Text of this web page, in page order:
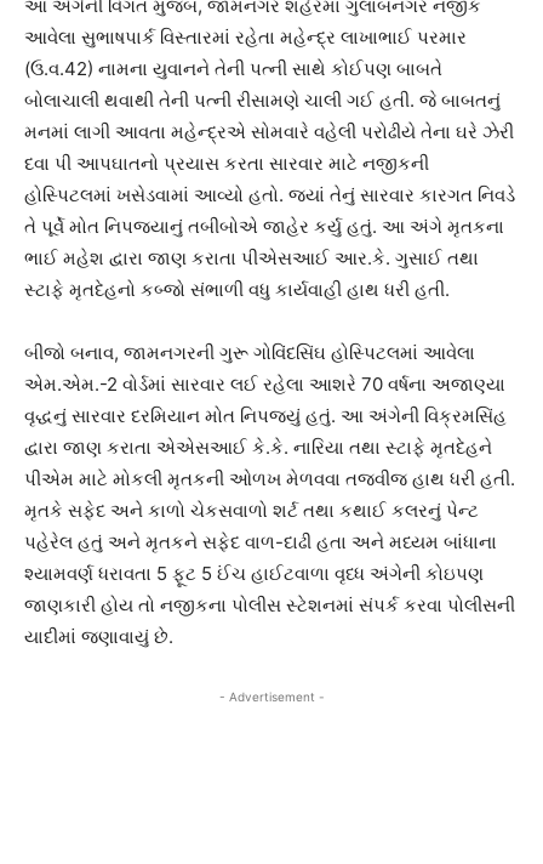
આ અંગેની વિગત મુજબ, જામનગર શહેરમાં ગુલાબનગર નજીક
આવેલા સુભાષપાર્ક વિસ્તારમાં રહેતા મહેન્દ્ર લાખાભાઈ પરમાર
(ઉ.વ.42) નામના યુવાનને તેની પત્ની સાથે કોઈપણ બાબતે
બોલાચાલી થવાથી તેની પત્ની રીસામણે ચાલી ગઈ હતી. જે બાબતનું
મનમાં લાગી આવતા મહેન્દ્રએ સોમવારે વહેલી પરોઢીયે તેના ઘરે ઝેરી
દવા પી આપઘાતનો પ્રયાસ કરતા સારવાર માટે નજીકની
હોસ્પિટલમાં ખસેડવામાં આવ્યો હતો. જ્યાં તેનું સારવાર કારગત નિવડે
તે પૂર્વે મોત નિપજ્યાનું તબીબોએ જાહેર કર્યુ હતું. આ અંગે મૃતકના
ભાઈ મહેશ દ્વારા જાણ કરાતા પીએસઆઈ આર.કે. ગુસાઈ તથા
સ્ટાફે મૃતદેહનો કબ્જો સંભાળી વધુ કાર્યવાહી હાથ ધરી હતી.
બીજો બનાવ, જામનગરની ગુરૂ ગોવિંદસિંઘ હોસ્પિટલમાં આવેલા
એમ.એમ.-2 વોર્ડમાં સારવાર લઈ રહેલા આશરે 70 વર્ષના અજાણ્યા
વૃદ્ધનું સારવાર દરમિયાન મોત નિપજ્યું હતું. આ અંગેની વિક્રમસિંહ
દ્વારા જાણ કરાતા એએસઆઈ કે.કે. નારિયા તથા સ્ટાફે મૃતદેહને
પીએમ માટે મોકલી મૃતકની ઓળખ મેળવવા તજવીજ હાથ ધરી હતી.
મૃતકે સફેદ અને કાળો ચેકસવાળો શર્ટ તથા કથાઈ કલરનું પેન્ટ
પહેરેલ હતું અને મૃતકને સફેદ વાળ-દાઢી હતા અને મધ્યમ બાંધાના
શ્યામવર્ણ ધરાવતા 5 ફૂટ 5 ઈંચ હાઈટવાળા વૃધ્ધ અંગેની કોઇપણ
જાણકારી હોય તો નજીકના પોલીસ સ્ટેશનમાં સંપર્ક કરવા પોલીસની
યાદીમાં જણાવાયું છે.
- Advertisement -